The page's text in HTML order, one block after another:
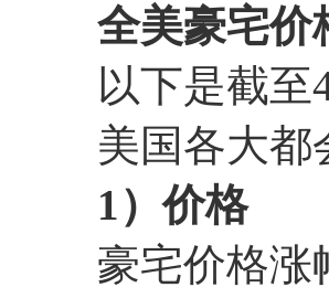
全美豪宅价
以下是截至
美国各大都
1）价格
豪宅价格涨